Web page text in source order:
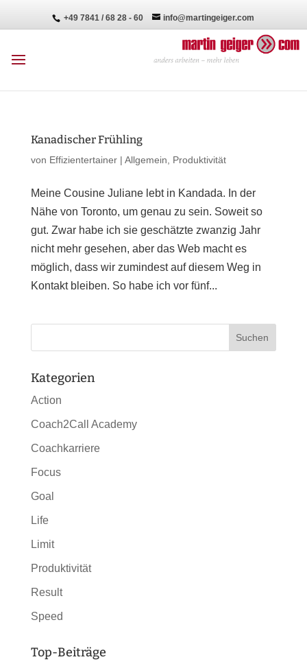
+49 7841 / 68 28 - 60 info@martingeiger.com
Kanadischer Frühling
von Effizientertainer| Allgemein Produktivität
Meine Cousine Juliane lebt in Kandada. In der
Nähe von Toronto, um genau zu sein. Soweit so
gut. Zwar habe ich sie geschätzte zwanzig Jahr
nicht mehr gesehen, aber das Web macht es
möglich, dass wir zumindest auf diesem Weg in
Kontakt bleiben. So habe ich vor fünf...
Kategorien
Action
Coach2Call Academy
Coachkarriere
Focus
Goal
Life
Limit
Produktivität
Result
Speed
Top-Beiträge